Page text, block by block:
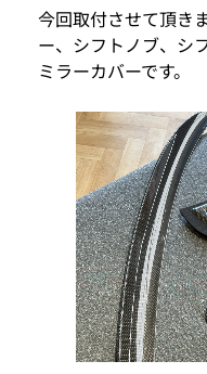
今回取付させて頂き
ー、シフトノブ、シ
ミラーカバーです。